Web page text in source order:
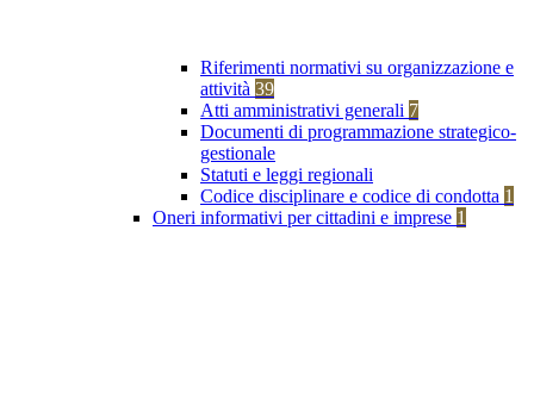
Riferimenti normativi su organizzazione e
attività 39
Atti amministrativi generali 7
Documenti di programmazione strategico-
gestionale
Statuti e leggi regionali
Codice disciplinare e codice di condotta 1
Oneri informativi per cittadini e imprese 1